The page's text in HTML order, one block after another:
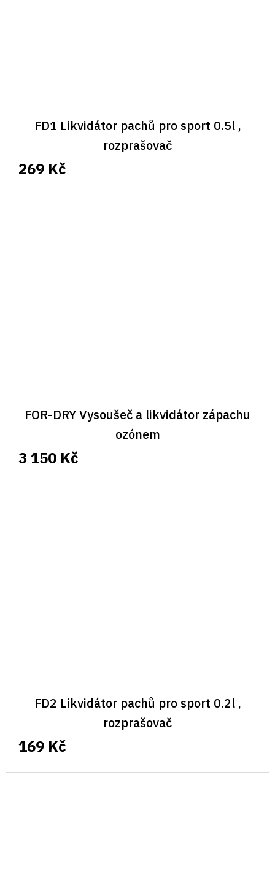
FD1 Likvidátor pachů pro sport 0.5l ,
rozprašovač
269 Kč
FOR-DRY Vysoušeč a likvidátor zápachu
ozónem
3 150 Kč
FD2 Likvidátor pachů pro sport 0.2l ,
rozprašovač
169 Kč